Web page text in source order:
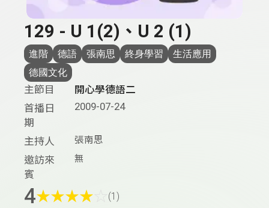
129 - U 1(2)、U 2 (1)
進階 德語 張南思 終身學習
生活應用
德國文化
主節目
開心學德語二
首播日
期
2009-07-24
主持人 張南思
邀訪來
賓
無
4★★★★ (1)